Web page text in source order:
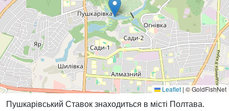
Leaflet | © GoldFishNet
Пушкарівський Cтавок знаходиться в місті Полтава.